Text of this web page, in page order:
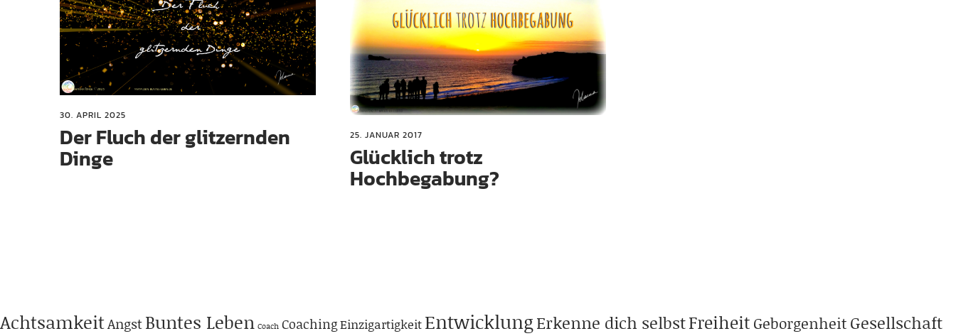
30. APRIL 2025
Der Fluch der glitzernden
Dinge
25. JANUAR 2017
Glücklich trotz
Hochbegabung?
AchtsamkeitAngstBuntes Leben Coach CoachingEinzigartigkeit EntwicklungErkenne dich selbstFreiheit Geborgenheit Gesellschaft